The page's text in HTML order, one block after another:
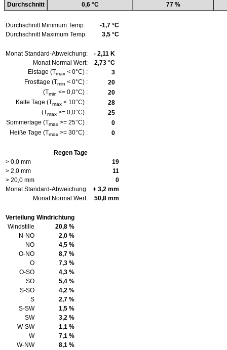
Durchschnitt
0,6 °C 77 %
Durchschnitt Minimum Temp.
-1,7 °C
Durchschnitt Maximum Temp.
3,5 °C
Monat Standard-Abweichung:
- 2,11 K
Monat Normal Wert:
2,73 °C
Eistage (Tmax < 0°C) :
3
Frosttage (Tmin < 0°C) :
20
(Tmin <= 0,0°C) :
20
Kalte Tage (Tmax < 10°C) :
28
(Tmax >= 0,0°C) :
25
Sommertage (Tmax >= 25°C) :
0
Heiße Tage (Tmax >= 30°C) : 0
Regen Tage
> 0,0 mm
19
> 2,0 mm
11
> 20,0 mm
0
Monat Standard-Abweichung:
+ 3,2 mm
Monat Normal Wert:
50,8 mm
Verteilung Windrichtung
Windstille
20,8 %
N-NO
2,0 %
NO
4,5 %
O-NO
8,7 %
O
7,3 %
O-SO
4,3 %
SO
5,4 %
S-SO
4,2 %
S
2,7 %
S-SW
1,5 %
SW
3,2 %
W-SW
1,1 %
W
7,1 %
W-NW
8,1 %